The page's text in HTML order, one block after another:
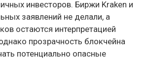
инвесторов. Биржи Kraken и
заявлений не делали, а
остаются интерпретацией
прозрачность блокчейна
потенциально опасные